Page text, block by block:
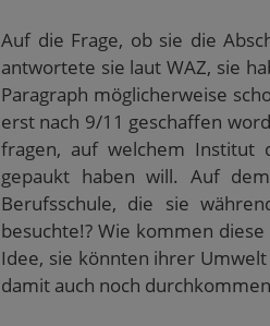
Auf die Frage, ob sie die
antwortete sie laut WAZ, sie
Paragraph möglicherweise
erst nach 9/11 geschaffen
fragen, auf welchem Institut
gepaukt haben will. Auf
Berufsschule, die sie
besuchte!? Wie kommen
Idee, sie könnten ihrer Umwelt
damit auch noch